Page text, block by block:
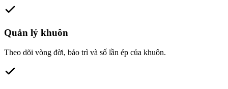
Quản lý khuôn
Theo dõi vòng đời, bảo trì và số lần ép của khuôn.